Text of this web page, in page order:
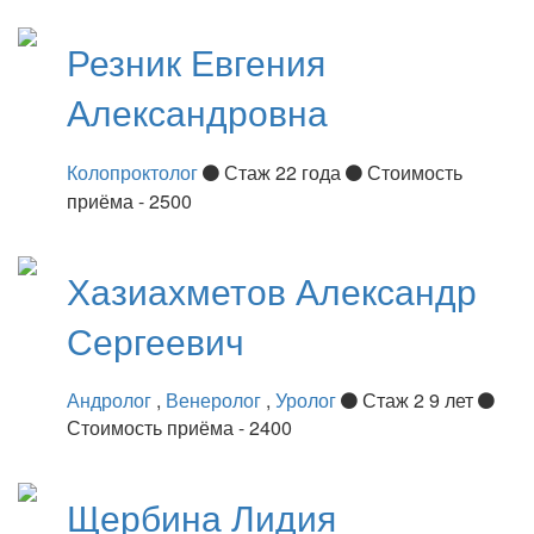
Резник Евгения
Александровна
Колопроктолог Стаж 22 года
Стоимость
приёма - 2500
Хазиахметов Александр
Сергеевич
Андролог , Венеролог , Уролог
Стаж 2 9 лет
Стоимость приёма - 2400
ЩербинаЛидия